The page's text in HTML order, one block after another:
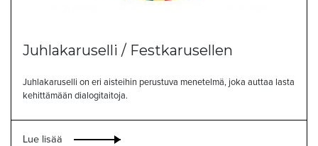
Juhlakaruselli / Festkarusellen
Juhlakaruselli on eri aisteihin perustuva menetelmä, joka auttaa lasta
kehittämään dialogitaitoja.
Lue lisää